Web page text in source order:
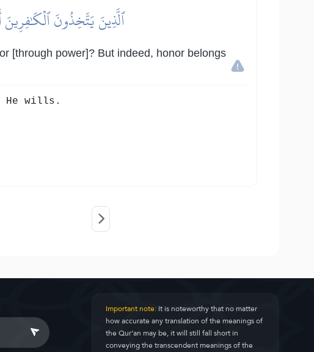
ٱلَّذِينَ يَتَّخِذُونَ ٱلۡكَٰفِرِينَ
[through power]? But indeed, honor belongs
He wills.
Important note:It is noteworthy that no matter
how accurate any translation of the meanings of
the Qur’an may be, it will still fall short in
conveying the transcendent meanings of the